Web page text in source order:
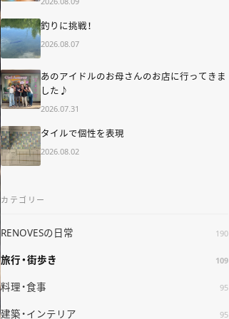
釣りに挑戦！
2026.08.07
あのアイドルのお母さんのお店に行ってきま
した♪
2026.07.31
タイルで個性を表現
2026.08.02
カテゴリー
RENOVESの日常 190
旅行・街歩き 109
料理・食事 95
建築・インテリア 95